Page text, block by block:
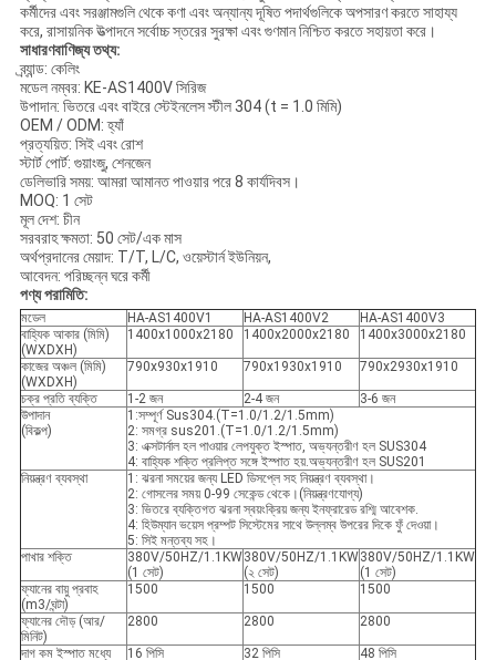
কর্মীদের এবং সরঞ্জামগুলি থেকে কণা এবং অন্যান্য দূষিত পদার্থগুলিকে অপসারণ করতে সাহায্য
করে, রাসায়নিক উত্পাদনে সর্বোচ্চ স্তরের সুরক্ষা এবং গুণমান নিশ্চিত করতে সহায়তা করে।
সাধারণবাণিজ্য তথ্য:
ব্র্যান্ড: কেলিং
মডেল নম্বর: KE-AS1400V সিরিজ
উপাদান: ভিতরে এবং বাইরে স্টেইনলেস স্টীল 304 (t = 1.0 মিমি)
OEM / ODM: হ্যাঁ
প্রত্যয়িত: সিই এবং রোশ
স্টার্ট পোর্ট: গুয়াংজু, শেনজেন
ডেলিভারি সময়: আমরা আমানত পাওয়ার পরে 8 কার্যদিবস।
MOQ: 1 সেট
মূল দেশ: চীন
সরবরাহ ক্ষমতা: 50 সেট/এক মাস
অর্থপ্রদানের মেয়াদ: T/T, L/C, ওয়েস্টার্ন ইউনিয়ন,
আবেদন: পরিচ্ছন্ন ঘরে কর্মী
পণ্য পরামিতি:
মডেল HA-AS1400V1 HA-AS1400V2
HA-AS1400V3
বাহ্যিক আকার (মিমি)
(WXDXH)
1400x1000x2180 1400x2000x2180 1400x3000x2180
কাজের অঞ্চল (মিমি)
(WXDXH)
790x930x1910 790x1930x1910 790x2930x1910
চক্র প্রতি ব্যক্তি 1-2 জন 2-4 জন
3-6 জন
উপাদান
(বিকল্প)
1:সম্পূর্ণ Sus304.(T=1.0/1.2/1.5mm)
2: সমগ্র sus201.(T=1.0/1.2/1.5mm)
3: এক্সটার্নাল হল পাওয়ার লেপযুক্ত ইস্পাত, অভ্যন্তরীণ হল SUS304
4: বাহ্যিক শক্তি প্রলিপ্ত সঙ্গে ইস্পাত হয়.অভ্যন্তরীণ হল SUS201
নিয়ন্ত্রণ ব্যবস্থা
1: ঝরনা সময়ের জন্য LED ডিসপ্লে সহ নিয়ন্ত্রণ ব্যবস্থা।
2: গোসলের সময় 0-99 সেকেন্ড থেকে।(নিয়ন্ত্রণযোগ্য)
3: ভিতরে ব্যক্তিগত ঝরনা স্বয়ংক্রিয় জন্য ইনফ্রারেড রশ্মি আবেশক.
4: হিউম্যান ভয়েস প্রম্পট সিস্টেমের সাথে উল্লম্ব উপরের দিকে ফুঁ দেওয়া।
5: সিই মন্তব্য সহ।
পাখার শক্তি
380V/50HZ/1.1KW
(1 সেট)
380V/50HZ/1.1KW
(২ সেট)
380V/50HZ/1.1KW
(1 সেট)
ফ্যানের বায়ু প্রবাহ
(m3/ঘন্টা)
1500 1500 1500
ফ্যানের দৌড় (আর/
মিনিট)
2800 2800 2800
দাগ কম ইস্পাত মধ্যে 16 পিসি 32 পিসি 48 পিসি